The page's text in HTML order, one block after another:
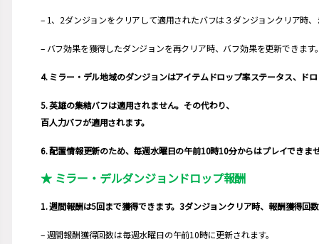
– 1、2ダンジョンをクリアして適用されたバフは３ダンジョンクリア時
– バフ効果を獲得したダンジョンを再クリア時、バフ効果を更新できま
4. ミラー・デル地域のダンジョンはアイテムドロップ率ステータス、ド
5. 英雄の集結バフは適用されません。その代わり、
百人力バフが適用されます。
6. 配置情報更新のため、毎週水曜日の午前10時10分からはプレイでき
★ ミラー・デルダンジョンドロップ報酬
1.週間報酬は5回まで獲得できます。3ダンジョンクリア時、報酬獲得回
– 週間報酬獲得回数は毎週水曜日の午前10時に更新されます。